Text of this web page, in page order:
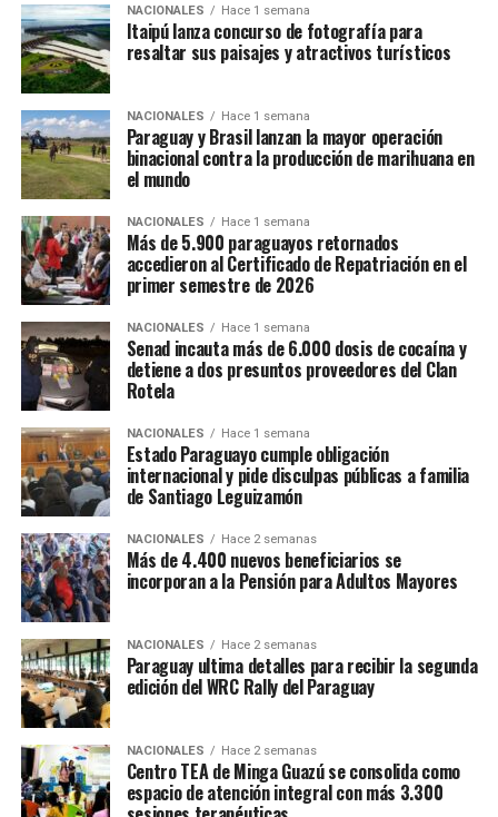
NACIONALES Hace 1 semana
Itaipú lanza concurso de fotografía para
resaltar sus paisajes y atractivos turísticos
NACIONALES Hace 1 semana
Paraguay y Brasil lanzan la mayor operación
binacional contra la producción de marihuana en
el mundo
NACIONALES Hace 1 semana
Más de 5.900 paraguayos retornados
accedieron al Certificado de Repatriación en el
primer semestre de 2026
NACIONALES Hace 1 semana
Senad incauta más de 6.000 dosis de cocaína y
detiene a dos presuntos proveedores del Clan
Rotela
NACIONALES Hace 1 semana
Estado Paraguayo cumple obligación
internacional y pide disculpas públicas a familia
de Santiago Leguizamón
NACIONALES Hace 2 semanas
Más de 4.400 nuevos beneficiarios se
incorporan a la Pensión para Adultos Mayores
NACIONALES Hace 2 semanas
Paraguay ultima detalles para recibir la segunda
edición del WRC Rally del Paraguay
NACIONALES Hace 2 semanas
Centro TEA de Minga Guazú se consolida como
espacio de atención integral con más 3.300